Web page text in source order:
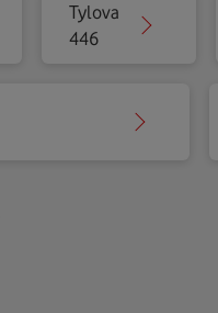
Tylova
446